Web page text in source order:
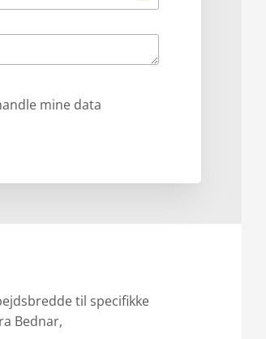
mine data
til specifikke
Bednar,